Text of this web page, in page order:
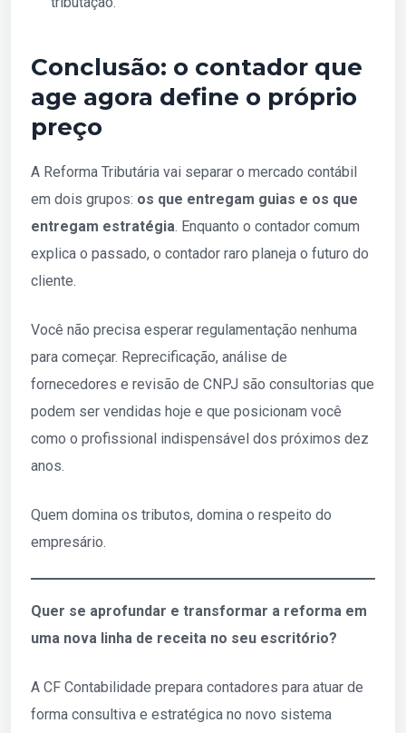
Conclusão: o contador que
age agora define o próprio
preço
A Reforma Tributária vai separar o mercado contábil
em dois grupos: os que entregam guias e os que
entregam estratégia. Enquanto o contador comum
explica o passado, o contador raro planeja o futuro do
cliente.
Você não precisa esperar regulamentação nenhuma
para começar. Reprecificação, análise de
fornecedores e revisão de CNPJ são consultorias que
podem ser vendidas hoje e que posicionam você
como o profissional indispensável dos próximos dez
anos.
Quem domina os tributos, domina o respeito do
empresário.
Quer se aprofundar e transformar a reforma em
uma nova linha de receita no seu escritório?
A CF Contabilidade prepara contadores para atuar de
forma consultiva e estratégica no novo sistema